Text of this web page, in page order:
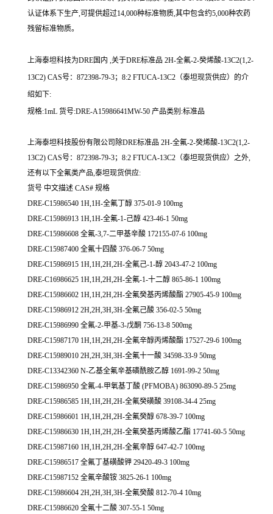
认证体系下生产,可提供超过14,000种标准物质,其中包含约5,000种农药
残留标准物质。
上海泰坦科技为DRE国内 ,关于DRE标准品 2H-全氟-2-癸烯酸-13C2(1,2-
13C2) CAS号：872398-79-3；8:2 FTUCA-13C2（泰坦现货供应）的介
绍如下:
规格:1mL 货号:DRE-A15986641MW-50 产品类别:标准品
上海泰坦科技股份有限公司除DRE标准品 2H-全氟-2-癸烯酸-13C2(1,2-
13C2) CAS号：872398-79-3；8:2 FTUCA-13C2（泰坦现货供应）之外,
还有以下全氟类产品,泰坦现货供应:
货号 中文描述 CAS# 规格
DRE-C15986540 1H,1H-全氟丁醇 375-01-9 100mg
DRE-C15986913 1H,1H-全氟-1-己醇 423-46-1 50mg
DRE-C15986608 全氟-3,7-二甲基辛酸 172155-07-6 100mg
DRE-C15987400 全氟十四酸 376-06-7 50mg
DRE-C15986915 1H,1H,2H,2H-全氟己-1-醇 2043-47-2 100mg
DRE-C16986625 1H,1H,2H,2H-全氟-1-十二醇 865-86-1 100mg
DRE-C15986602 1H,1H,2H,2H-全氟癸基丙烯酸酯 27905-45-9 100mg
DRE-C15986912 2H,2H,3H,3H-全氟己酸 356-02-5 50mg
DRE-C15986990 全氟-2-甲基-3-戊酮 756-13-8 500mg
DRE-C15987170 1H,1H,2H,2H-全氟辛醇丙烯酸酯 17527-29-6 100mg
DRE-C15989010 2H,2H,3H,3H-全氟十一酸 34598-33-9 50mg
DRE-C13342360 N-乙基全氟辛基磺酰胺乙醇 1691-99-2 50mg
DRE-C15986950 全氟-4-甲氧基丁酸 (PFMOBA) 863090-89-5 25mg
DRE-C15986585 1H,1H,2H,2H-全氟癸磺酸 39108-34-4 25mg
DRE-C15986601 1H,1H,2H,2H-全氟癸醇 678-39-7 100mg
DRE-C15986630 1H,1H,2H,2H-全氟癸基丙烯酸乙酯 17741-60-5 50mg
DRE-C15987160 1H,1H,2H,2H-全氟辛醇 647-42-7 100mg
DRE-C15986517 全氟丁基磺酸钾 29420-49-3 100mg
DRE-C15987152 全氟辛酸铵 3825-26-1 100mg
DRE-C15986604 2H,2H,3H,3H-全氟癸酸 812-70-4 10mg
DRE-C15986620 全氟十二酸 307-55-1 50mg